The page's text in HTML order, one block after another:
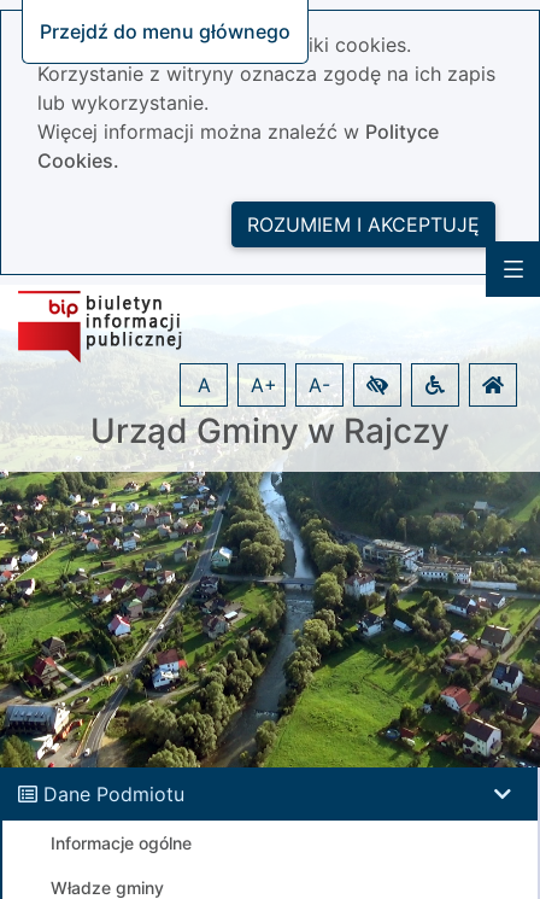
Przejdź do menu głównego
Nasza strona wykorzystuje pliki cookies.
Korzystanie z witryny oznacza zgodę na ich zapis
lub wykorzystanie.
Więcej informacji można znaleźć w Polityce
Cookies.
ROZUMIEM I AKCEPTUJĘ
Urząd Gminy w Rajczy
A A+ A-
Dane Podmiotu
Informacje ogólne
Władze gminy